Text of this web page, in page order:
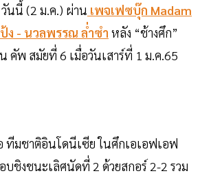
นนี้ (2 ม.ค.) ผ่าน เพจเฟซบุ๊ก Madam
ง - นวลพรรณ ล่ำซำ หลัง “ช้างศึก”
คัพ สมัยที่ 6 เมื่อวันเสาร์ที่ 1 ม.ค.65
ทีมชาติอินโดนีเซีย ในศึกเอเอฟเอฟ
ชิงชนะเลิศนัดที่ 2 ด้วยสกอร์ 2-2 รวม